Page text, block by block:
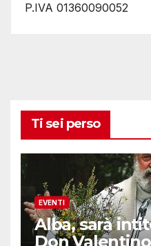
P.IVA 01360090052
Ti sei perso
EVENTI
Alba, sarà
Don